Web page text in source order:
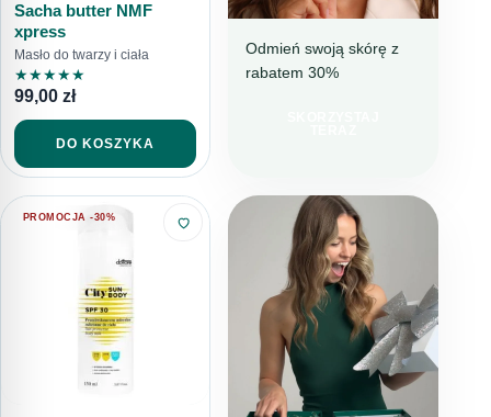
Sacha butter NMF
xpress
Masło do twarzy i ciała
★★★★★
99,00 zł
DO KOSZYKA
NAWILŻENIE I
LATO
Odmień swoją skórę z
rabatem 30%
PROMOCJA -30%